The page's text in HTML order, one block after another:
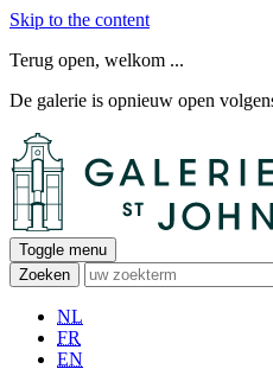
Skip to the content
Terug open, welkom ...
De galerie is opnieuw open
Toggle menu
Zoeken
NL
FR
EN